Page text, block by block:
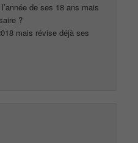
de ses 18 ans mais
?
mais révise déjà ses